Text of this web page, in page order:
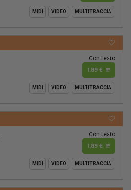
MIDI VIDEO MULTITRACCIA
Con testo
1,89 €
MIDI VIDEO MULTITRACCIA
Con testo
1,89 €
MIDI VIDEO MULTITRACCIA